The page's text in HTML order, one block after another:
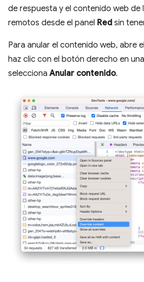
de respuesta y el contenido web de
remotos desde el panel Red sin
Para anular el contenido web, abre
haz clic con el botón derecho en
seleccionaAnular contenido.